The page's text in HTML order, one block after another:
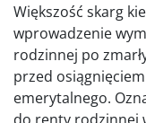
Większość skarg
wprowadzenie
rodzinnej po
przed
emerytalnego.